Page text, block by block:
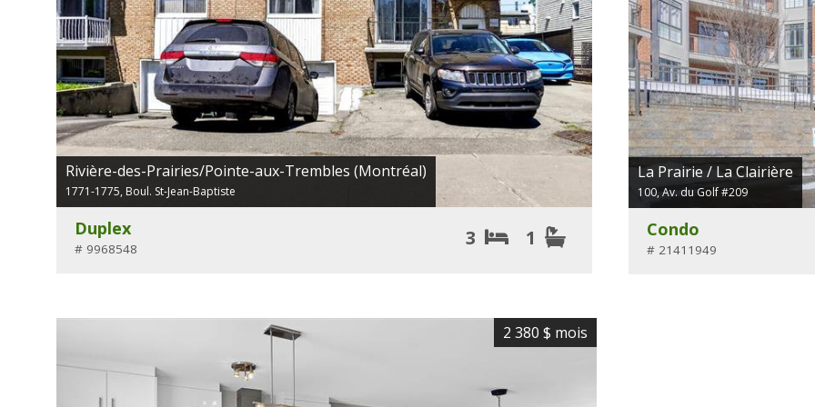
Rivière-des-Prairies/Pointe-aux-Trembles (Montréal)
1771-1775, Boul. St-Jean-Baptiste
Duplex
# 9968548 3 1
La Prairie / La Clairière
100, Av. du Golf #209
Condo
# 21411949
2 380 $ mois